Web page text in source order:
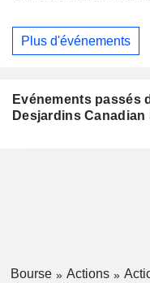
Plus d'événements
Evénements passés
Desjardins
Bourse Actions